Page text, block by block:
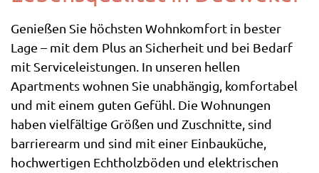
Genießen Sie höchsten Wohnkomfort in bester
Lage – mit dem Plus an Sicherheit und bei Bedarf
mit Serviceleistungen. In unseren hellen
Apartments wohnen Sie unabhängig, komfortabel
und mit einem guten Gefühl. Die Wohnungen
haben vielfältige Größen und Zuschnitte, sind
barrierearm und sind mit einer Einbauküche,
hochwertigen Echtholzböden und elektrischen